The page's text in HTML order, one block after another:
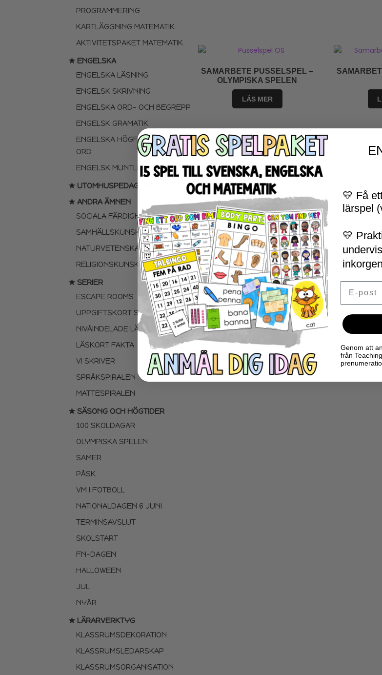
PROGRAMMERING
KARTLÄGGNING MATEMATIK
AKTIVITETSPAKET MATEMATIK
★ ENGELSKA
ENGELSKA LÄSNING
ENGELSK SKRIVNING
ENGELSKA ORD- OCH BEGREPP
ENGELSK GRAMATIK
ENGELSKA HÖGFREKVENTA
ORD
ENGELSK MUNTLIGA FÄRDIGHET
★ UTOMHUSPEDAGOGIK
★ ANDRA ÄMNEN
SOCIALA FÄRDIGHETER
SAMHÄLLSKUNSKAP
NATURVETENSKAP
RELIGIONSKUNSKAP
★ SERIER
ESCAPE ROOMS
UPPGIFTSKORT SVENSKA
NIVÅINDELADE LÄSTEXTER
LÄSKORT FAKTA
VI SKRIVER
SPRÅKSPIRALEN
MATTESPIRALEN
★ SÄSONG OCH HÖGTIDER
100 SKOLDAGAR
OLYMPISKA SPELEN
SAMER
PÅSK
VM I FOTBOLL
NATIONALDAGEN 6 JUNI
TERMINSAVSLUT
SKOLSTART
FN-DAGEN
HALLOWEEN
JUL
NYÅR
★ LÄRARVERKTYG
KLASSRUMSDEKORATION
KLASSRUMSLEDARSKAP
KLASSRUMSORGANISATION
SAMARBETE PUSSELSPEL –
OLYMPISKA SPELEN
LÄS MER
ESCAPE ROOM PIRAT TEMA
75SEK
💛 Få
lärspel
💛
inkorgen
Genom att
från